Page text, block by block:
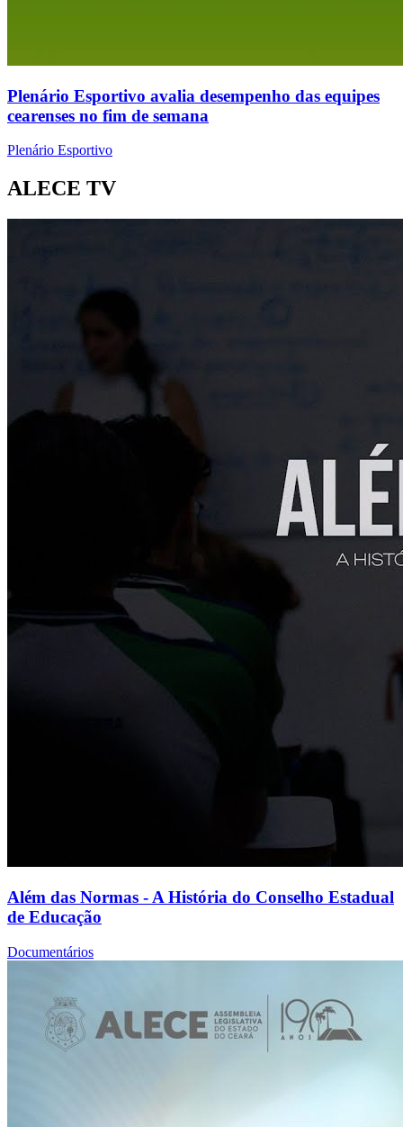
Plenário Esportivo avalia desempenho das equipes
cearenses no fim de semana
Plenário Esportivo
ALECE TV
Além das Normas - A História do Conselho Estadual
de Educação
Documentários